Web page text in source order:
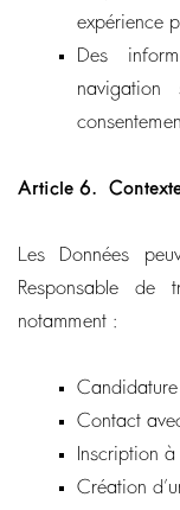
expérience
Des
Article 6.
Les Données
Responsable de
notamment :
Contact
Inscription
Création